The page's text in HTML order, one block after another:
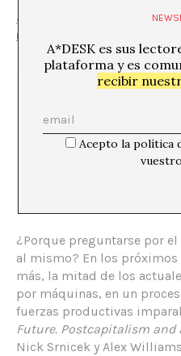
¿
Desde cuándo la pereza
madre de todos los vicios?
“la pereza asusta a
entregan a ella se
eso porque nadie la
verdad, sino que la
los vicios”, cuando
¿Porque preguntarse por
al mismo? En los próximos
más, la mitad de los
por máquinas, en un
fuerzas productivas
Future. Postcapitalism and
Nick Srnicek y Alex
A*DESK es sus
plataforma y es
recibir
Acepto la política